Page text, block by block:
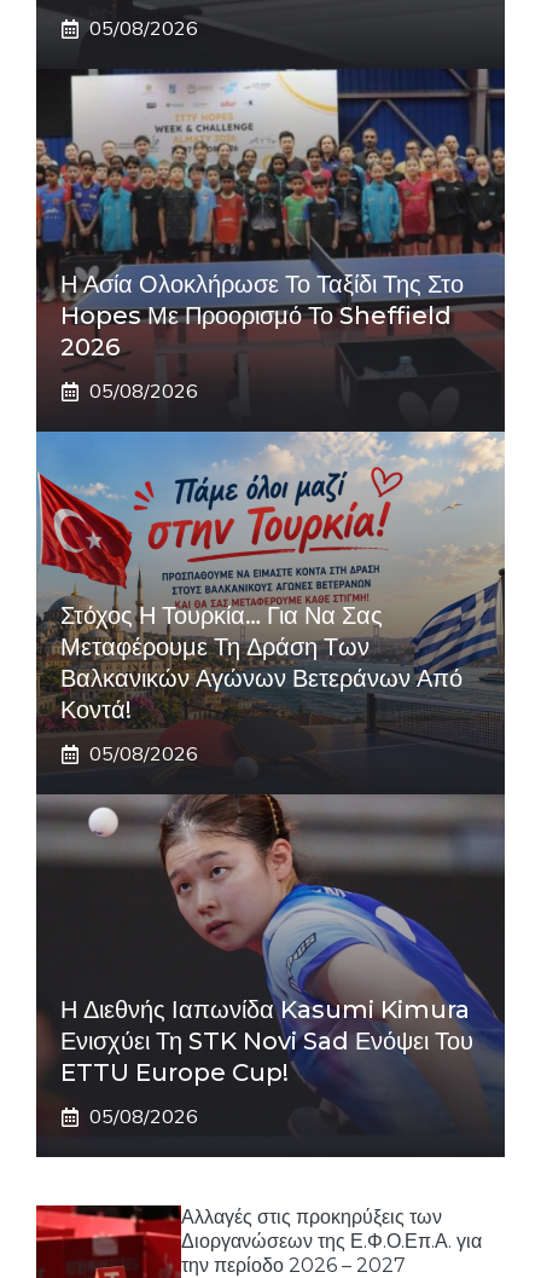
05/08/2026
Η Ασία Ολοκλήρωσε Το Ταξίδι Της Στο
Hopes Με Προορισμό Το Sheffield
2026
05/08/2026
Στόχος Η Τουρκία… Για Να Σας
Μεταφέρουμε Τη Δράση Των
Βαλκανικών Αγώνων Βετεράνων Από
Κοντά!
05/08/2026
Η Διεθνής Ιαπωνίδα Kasumi Kimura
Ενισχύει Τη STK Novi Sad Ενόψει Του
ETTU Europe Cup!
05/08/2026
Αλλαγές στις προκηρύξεις των
Διοργανώσεων της Ε.Φ.Ο.Επ.Α. για
την περίοδο 2026 – 2027